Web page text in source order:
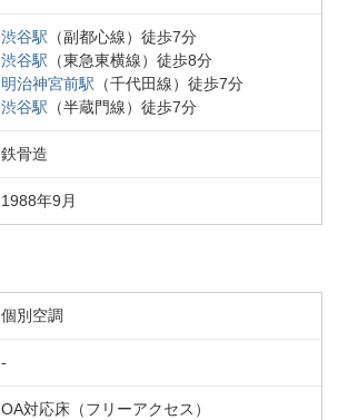
渋谷駅 （副都心線） 徒歩7分
渋谷駅 （東急東横線） 徒歩8分
明治神宮前駅 （千代田線） 徒歩7分
渋谷駅 （半蔵門線） 徒歩7分
鉄骨造
1988年9 月
個別空調
-
OA対応床（フリーアクセス）